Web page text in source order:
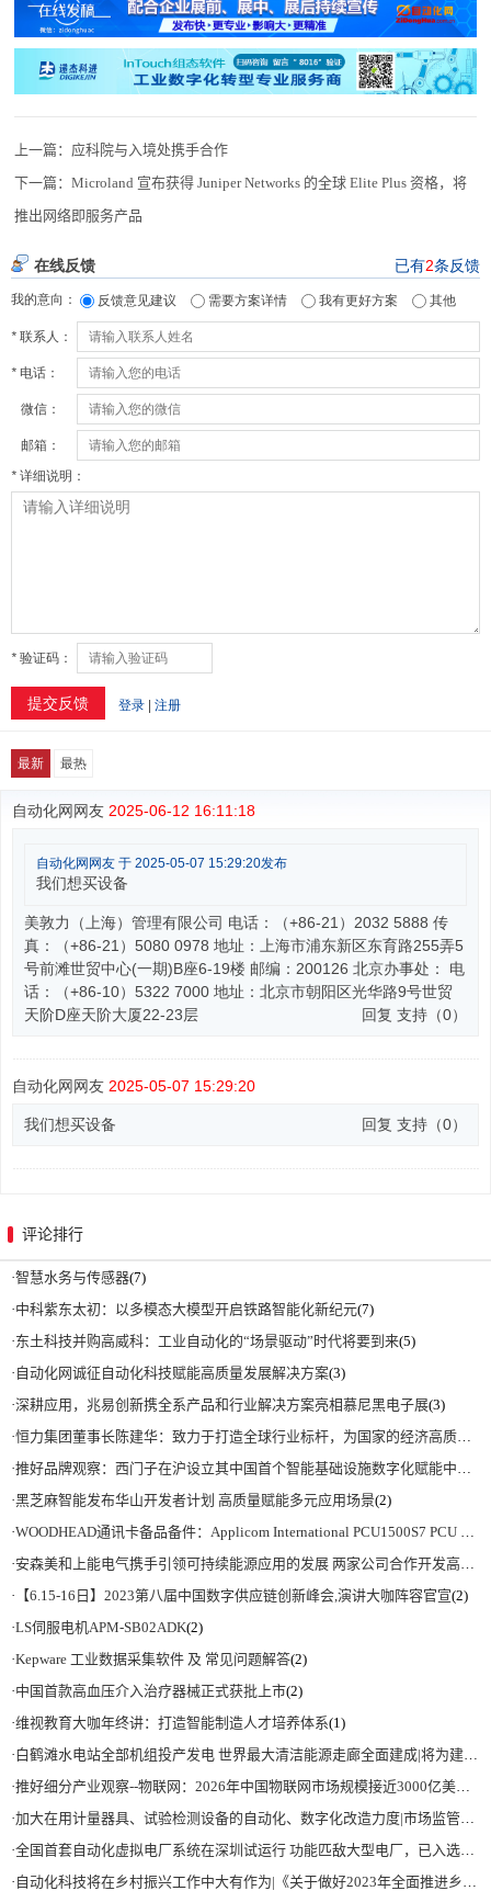
上一篇： 应科院与入境处携手合作
下一篇：Microland 宣布获得 Juniper Networks 的全球 Elite Plus 资格，将
推出网络即服务产品
评论排行
·智慧水务与传感器(7)
·中科紫东太初：以多模态大模型开启铁路智能化新纪元(7)
·东土科技并购高威科：工业自动化的“场景驱动”时代将要到来(5)
· 自动化网诚征自动化科技赋能高质量发展解决方案(3)
·深耕应用，兆易创新携全系产品和行业解决方案亮相慕尼黑电子展(3)
·恒力集团董事长陈建华：致力于打造全球行业标杆，为国家的经济高质量发展贡献更大力量|上海电气集团党委书记、董事长吴磊来访
·推好品牌观察：西门子在沪设立其中国首个智能基础设施数字化赋能中心
·黑芝麻智能发布华山开发者计划 高质量赋能多元应用场景(2)
·WOODHEAD通讯卡备品备件：Applicom International PCU1500S7 PCU 1500 S7 V4.5.0
·安森美和上能电气携手引领可持续能源应用的发展 两家公司合作开发高性能储能和太阳能组串式逆变器方案 以实现可持续的未来
· 【6.15-16日】2023第八届中国数字供应链创新峰会,演讲大咖阵容官宣(2)
·LS伺服电机APM-SB02ADK(2)
·Kepware 工业数据采集软件 及 常见问题解答(2)
·中国首款高血压介入治疗器械正式获批上市(2)
·维视教育大咖年终讲：打造智能制造人才培养体系(1)
·白鹤滩水电站全部机组投产发电 世界最大清洁能源走廊全面建成|将为建设新型能源体系、保障国家能源安全、实现“双碳”目标提供有力支撑
·推好细分产业观察--物联网：2026年中国物联网市场规模接近3000亿美元 智慧工厂、智慧城市、智慧电网等将占60%以上
·加大在用计量器具、试验检测设备的自动化、数字化改造力度|市场监管总局 工业和信息化部 关于促进企业计量能力提升的指导意见
·全国首套自动化虚拟电厂系统在深圳试运行 功能匹敌大型电厂，已入选国际典型案例
· 自动化科技将在乡村振兴工作中大有作为|《关于做好2023年全面推进乡村振兴重点工作的意见》发布